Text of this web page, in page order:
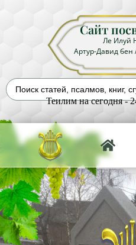
Сайт
Ле Илуй
Артур-Давид
Теилим на сегодня -